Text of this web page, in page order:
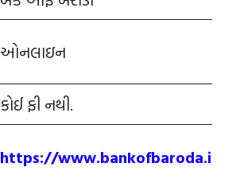
ઓનલાઇન
કોઈ ફી નથી.
https://www.bankofbaroda.in/